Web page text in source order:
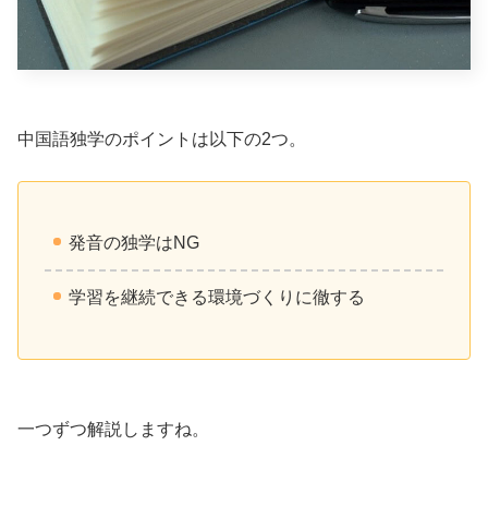
中国語独学のポイントは以下の2つ。
発音の独学はNG
学習を継続できる環境づくりに徹する
一つずつ解説しますね。